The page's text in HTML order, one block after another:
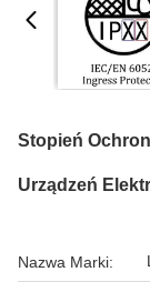
Stopień
Urządzeń
Nazwa Marki: